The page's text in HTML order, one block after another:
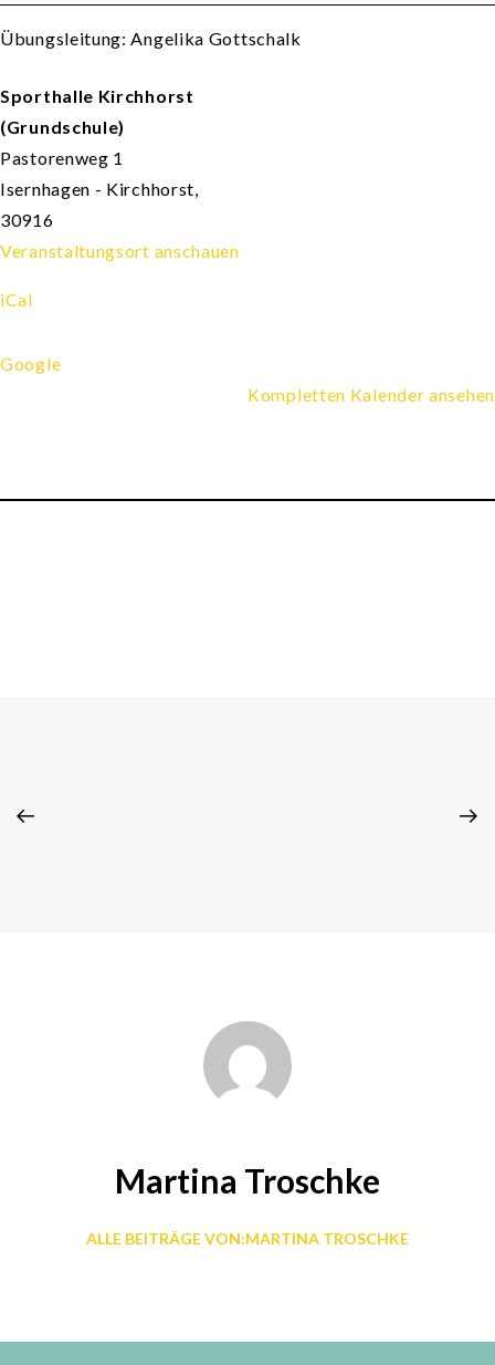
3
Übungsleitung: Angelika Gottschalk
Sporthalle Kirchhorst
(Grundschule)
Pastorenweg 1
Isernhagen - Kirchhorst,
30916
Veranstaltungsort anschauen
iCal
Google
Kompletten Kalender ansehen
Martina Troschke
ALLE BEITRÄGE VON:MARTINA TROSCHKE